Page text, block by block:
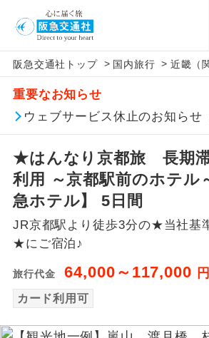
阪急交通社トップ > 国内旅行 > 近畿（
重要なお知らせ
ウェブサービス休止のお知らせ
★はんなり京都旅 長期
利用 ～京都駅前のホテル
急ホテル】 5日間
JR京都駅より徒歩3分の★当社基
★にご宿泊♪
旅行代金 64,000～117,000 円
カード利用可
アイコン
添乗員同行
往路出発空港（駅
（駅）まで同行しま
現地添乗員同
行
現地到着空港（駅
（駅）まで添乗員
バスガイド乗
務
バスガイドが乗務
があります。
世界遺産